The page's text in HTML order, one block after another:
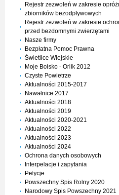
Rejestr zezwoleń w zakresie
zbiorników bezodpływowych
Rejestr zezwoleń w zakresie
przed bezdomnymi zwierzętami
Nasze firmy
Bezpłatna Pomoc Prawna
Świetlice Wiejskie
Moje Boisko - Orlik 2012
Czyste Powietrze
Aktualności 2015-2017
Nawałnice 2017
Aktualności 2018
Aktualności 2019
Aktualności 2020-2021
Aktualności 2022
Aktualności 2023
Aktualności 2024
Ochrona danych osobowych
Interpelacje i zapytania
Petycje
Powszechny Spis Rolny 2020
Narodowy Spis Powszechny 2021